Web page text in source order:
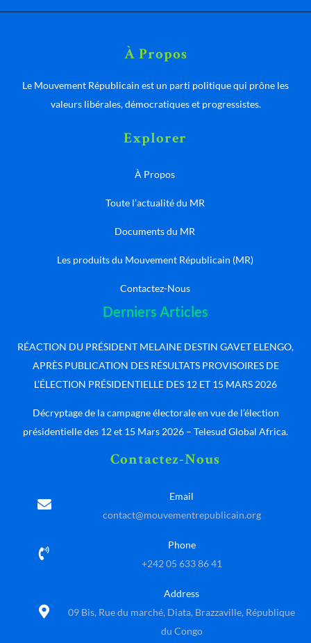
À Propos
Le Mouvement Républicain est un parti politique qui prône les
valeurs libérales, démocratiques et progressistes.
Explorer
À Propos
Toute l’actualité du MR
Documents du MR
Les produits du Mouvement Républicain (MR)
Contactez-Nous
Derniers Articles
RÉACTION DU PRÉSIDENT MELAINE DESTIN GAVET ELENGO,
APRÈS PUBLICATION DES RÉSULTATS PROVISOIRES DE
L’ÉLECTION PRÉSIDENTIELLE DES 12 ET 15 MARS 2026
Décryptage de la campagne électorale en vue de l’élection
présidentielle des 12 et 15 Mars 2026 – Telesud Global Africa.
Contactez-Nous
Email
contact@mouvementrepublicain.org
Phone
+242 05 633 86 41
Address
09 Bis, Rue du marché, Diata, Brazzaville, République
du Congo